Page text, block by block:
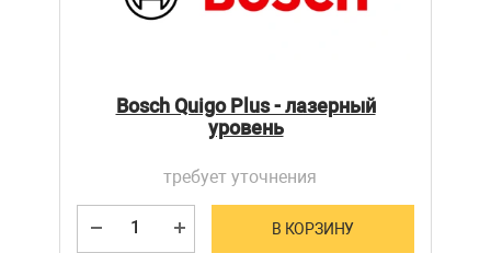
Bosch Quigo Plus - лазерный
уровень
требует уточнения
В КОРЗИНУ